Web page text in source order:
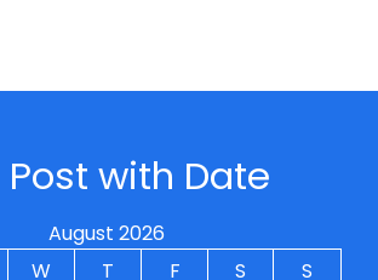
with Date
August 2026
W T F S
S